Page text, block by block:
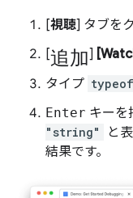
[視聴] タブを
[追加]
タイプ
Enter キーを
"string"
と
結果です。